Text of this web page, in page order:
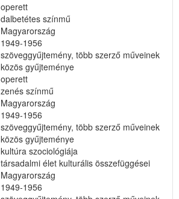
operett
dalbetétes színmű
Magyarország
1949-1956
szöveggyűjtemény, több szerző műveinek
közös gyűjteménye
operett
zenés színmű
Magyarország
1949-1956
szöveggyűjtemény, több szerző műveinek
közös gyűjteménye
kultúra szociológiája
társadalmi élet kulturális összefüggései
Magyarország
1949-1956